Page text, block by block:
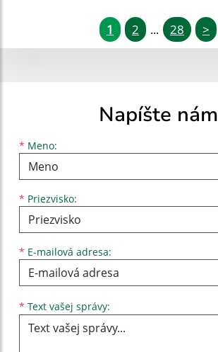
1 2 ... 28 >
Napíšte nám
* Meno:
Meno
* Priezvisko:
Priezvisko
* E-mailová adresa:
E-mailová adresa
* Text vašej správy: